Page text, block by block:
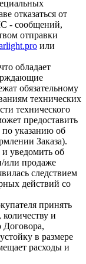
отказаться от
- сообщений,
отправки
или
обладает
обязательному
технических
технического
предоставить
по указанию об
Заказа).
и уведомить об
или продаже
следствием
действий со
принять
и
Договора,
в размере
расходы и